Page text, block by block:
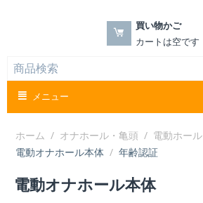
買い物かご
カートは空です
メニュー
ホーム / オナホール・亀頭 / 電動ホール
電動オナホール本体 / 年齢認証
電動オナホール本体